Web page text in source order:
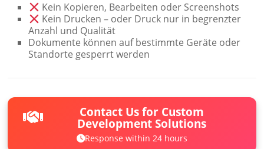
Kein Kopieren, Bearbeiten oder Screenshots
Kein Drucken – oder Druck nur in begrenzter
Anzahl und Qualität
Dokumente können auf bestimmte Geräte oder
Standorte gesperrt werden
Contact Us for Custom
Development Solutions
Response within 24 hours